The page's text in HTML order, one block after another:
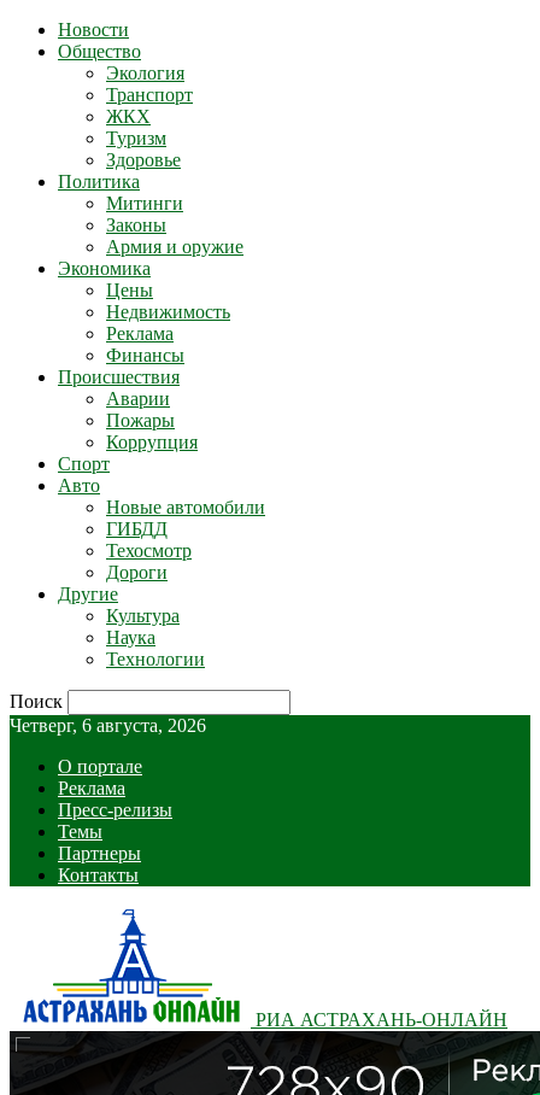
Новости
Общество
Экология
Транспорт
ЖКХ
Туризм
Здоровье
Политика
Митинги
Законы
Армия и оружие
Экономика
Цены
Недвижимость
Реклама
Финансы
Происшествия
Аварии
Пожары
Коррупция
Спорт
Авто
Новые автомобили
ГИБДД
Техосмотр
Дороги
Другие
Культура
Наука
Технологии
Поиск
Четверг, 6 августа, 2026
О портале
Реклама
Пресс-релизы
Темы
Партнеры
Контакты
РИА АСТРАХАНЬ-ОНЛАЙН